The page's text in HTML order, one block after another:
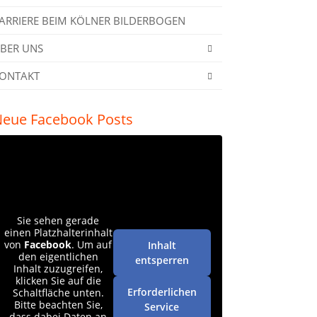
BEIM KÖLNER BILDERBOGEN
UNS
Facebook Posts
Sie sehen gerade
einen Platzhalterinhalt
von Facebook. Um auf
den eigentlichen
Inhalt zuzugreifen,
klicken Sie auf die
Schaltfläche unten.
Bitte beachten Sie,
Inhalt
entsperren
Erforderlichen
Service